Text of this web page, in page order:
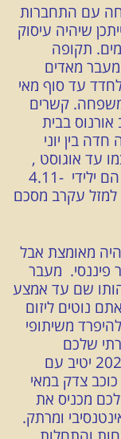
עם התחברות
שיהיה עיסוק
תקופה
לכך בין פברואר למרץ 2022. מעבר מאדים
עד סוף מאי
משפחה. קשרים
אורנוס בבית
בין יוני
יתעצמו עד אוגוסט ,
אלה שיסבלו מרגישות ופגיעות ביחסים הם ילידי 4.11-
14.11. מעברה של ונוס ב: 23.10.22 למזל עקרב מסכם
מאומצת אבל
פיננסי. מעבר
עקרב ושהותו שם עד אמצע
נוטים ליזום
משיתופי
שלכם
בדצמבר 2021 ונוכחותו שם עד מאי 2022 יטיב עם
צדק במאי
מכניס את
ומרתק.